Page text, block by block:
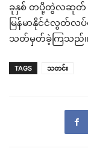
ခုနှစ် တပို့တွဲလဆုတ် ၁
မြန်မာနိုင်ငံလွတ်လပ်
သတ်မှတ်ခဲ့ကြသည်။
TAGS သတင်း